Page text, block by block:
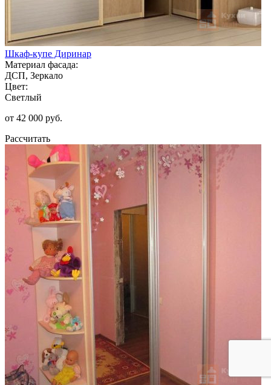
Шкаф-купе Диринар
Материал фасада:
ДСП, Зеркало
Цвет:
Светлый
от 42 000 руб.
Рассчитать